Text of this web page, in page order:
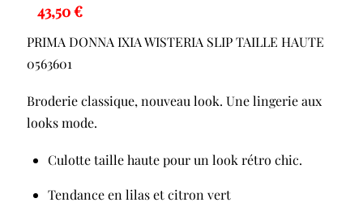
43,50€
PRIMA DONNA IXIA WISTERIA SLIP TAILLE HAUTE
0563601
Broderie classique, nouveau look. Une lingerie aux
looks mode.
Culotte taille haute pour un look rétro chic.
Tendance en lilas et citron vert